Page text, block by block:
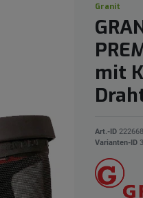
Granit
mit
Art.-ID 222668
Varianten-ID